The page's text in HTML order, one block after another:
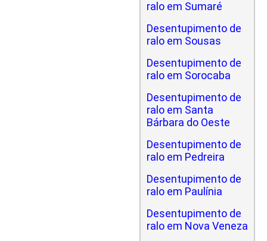
ralo em Sumaré
Desentupimento de
ralo em Sousas
Desentupimento de
ralo em Sorocaba
Desentupimento de
ralo em Santa
Bárbara do Oeste
Desentupimento de
ralo em Pedreira
Desentupimento de
ralo em Paulínia
Desentupimento de
ralo em Nova Veneza